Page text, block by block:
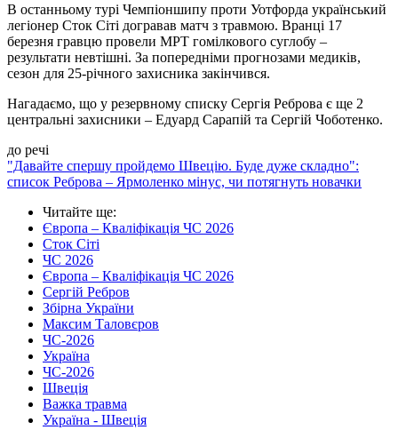
В останньому турі Чемпіоншипу проти Уотфорда український
легіонер Сток Сіті догравав матч з травмою. Вранці 17
березня гравцю провели МРТ гомілкового суглобу –
результати невтішні. За попередніми прогнозами медиків,
сезон для 25-річного захисника закінчився.
Нагадаємо, що у резервному списку Сергія Реброва є ще 2
центральні захисники – Едуард Сарапій та Сергій Чоботенко.
до речі
"Давайте спершу пройдемо Швецію. Буде дуже складно":
список Реброва – Ярмоленко мінус, чи потягнуть новачки
Читайте ще:
Європа – Кваліфікація ЧС 2026
Сток Сіті
ЧС 2026
Європа – Кваліфікація ЧС 2026
Сергій Ребров
Збірна України
Максим Таловєров
ЧС-2026
Україна
ЧС-2026
Швеція
Важка травма
Україна - Швеція